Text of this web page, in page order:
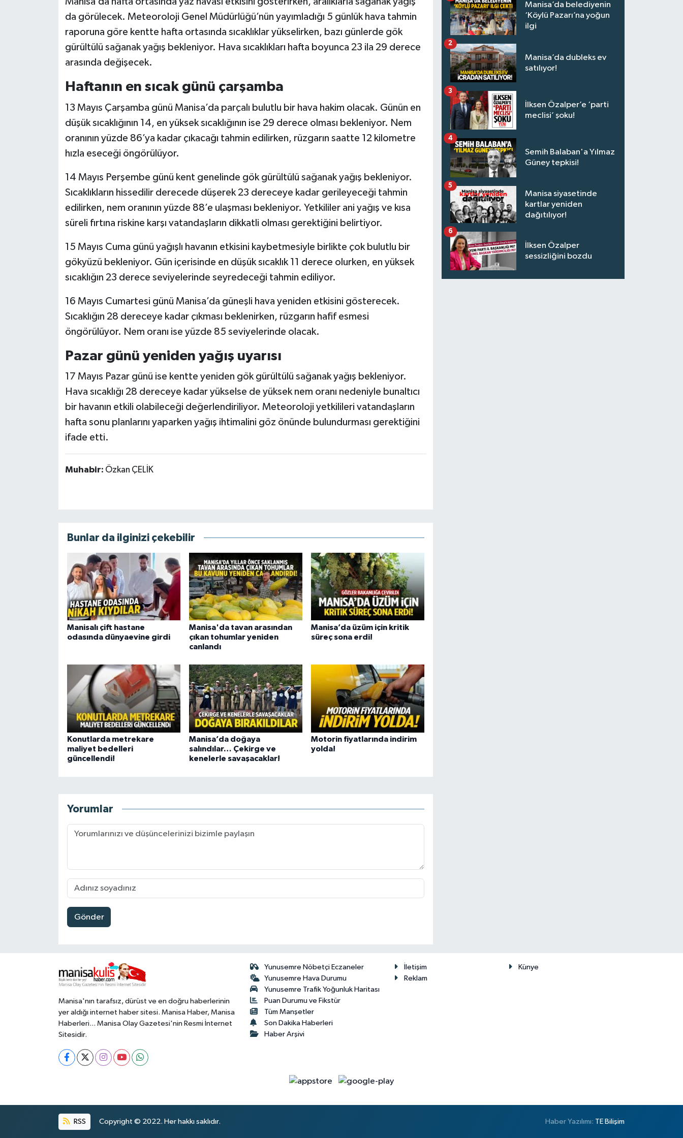
da görülecek. Meteoroloji Genel Müdürlüğü’nün yayımladığı 5 günlük hava tahmin
raporuna göre kentte hafta ortasında sıcaklıklar yükselirken, bazı günlerde gök
gürültülü sağanak yağış bekleniyor. Hava sıcaklıkları hafta boyunca 23 ila 29 derece
arasında değişecek.
Haftanın en sıcak günü çarşamba
13 Mayıs Çarşamba günü Manisa’da parçalı bulutlu bir hava hakim olacak. Günün en
düşük sıcaklığının 14, en yüksek sıcaklığının ise 29 derece olması bekleniyor. Nem
oranının yüzde 86’ya kadar çıkacağı tahmin edilirken, rüzgarın saatte 12 kilometre
hızla eseceği öngörülüyor.
14 Mayıs Perşembe günü kent genelinde gök gürültülü sağanak yağış bekleniyor.
Sıcaklıkların hissedilir derecede düşerek 23 dereceye kadar gerileyeceği tahmin
edilirken, nem oranının yüzde 88’e ulaşması bekleniyor. Yetkililer ani yağış ve kısa
süreli fırtına riskine karşı vatandaşların dikkatli olması gerektiğini belirtiyor.
15 Mayıs Cuma günü yağışlı havanın etkisini kaybetmesiyle birlikte çok bulutlu bir
gökyüzü bekleniyor. Gün içerisinde en düşük sıcaklık 11 derece olurken, en yüksek
sıcaklığın 23 derece seviyelerinde seyredeceği tahmin ediliyor.
16 Mayıs Cumartesi günü Manisa’da güneşli hava yeniden etkisini gösterecek.
Sıcaklığın 28 dereceye kadar çıkması beklenirken, rüzgarın hafif esmesi
öngörülüyor. Nem oranı ise yüzde 85 seviyelerinde olacak.
Pazar günü yeniden yağış uyarısı
17 Mayıs Pazar günü ise kentte yeniden gök gürültülü sağanak yağış bekleniyor.
Hava sıcaklığı 28 dereceye kadar yükselse de yüksek nem oranı nedeniyle bunaltıcı
bir havanın etkili olabileceği değerlendiriliyor. Meteoroloji yetkilileri vatandaşların
hafta sonu planlarını yaparken yağış ihtimalini göz önünde bulundurması gerektiğini
ifade etti.
Muhabir: Özkan ÇELİK
Bunlar da ilginizi çekebilir
Manisalı çift hastane
odasında dünyaevine girdi
Manisa'da tavan arasından
çıkan tohumlar yeniden
canlandı
Manisa’da üzüm için kritik
süreç sona erdi!
Konutlarda metrekare
maliyet bedelleri
güncellendi!
Manisa’da doğaya
salındılar… Çekirge ve
kenelerle savaşacaklar!
Motorin fiyatlarında indirim
yolda!
Yorumlar
Gönder
Manisa’da belediyenin
‘Köylü Pazarı’na yoğun
ilgi
Manisa’da dubleks ev
satılıyor!
2
İlksen Özalper’e ‘parti
meclisi’ şoku!
3
Semih Balaban'a Yılmaz
Güney tepkisi!
4
Manisa siyasetinde
kartlar yeniden
dağıtılıyor!
5
İlksen Özalper
sessizliğini bozdu
6
Manisa'nın tarafsız, dürüst ve en doğru haberlerinin
yer aldığı internet haber sitesi. Manisa Haber, Manisa
Haberleri... Manisa Olay Gazetesi'nin Resmi İnternet
Sitesidir.
Yunusemre Nöbetçi Eczaneler
Yunusemre Hava Durumu
Yunusemre Trafik Yoğunluk Haritası
Puan Durumu ve Fikstür
Tüm Manşetler
Son Dakika Haberleri
Haber Arşivi
İletişim
Künye
Reklam
RSS Copyright © 2022. Her hakkı saklıdır. Haber Yazılımı: TE Bilişim